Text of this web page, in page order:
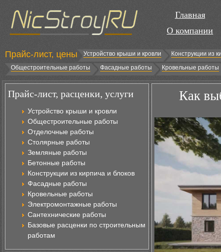
Главная
О компании
Прайс-лист, цены Устройство крыши и кровли
Конструкции из
Общестроительные работы
Фасадные работы Кровельные работы
Прайс-лист, расценки, услуги
Устройство крыши и кровли
Общестроительные работы
Отделочные работы
Столярные работы
Земляные работы
Бетонные работы
Конструкции из кирпича и блоков
Фасадные работы
Кровельные работы
Электромонтажные работы
Сантехнические работы
Базовые расценки по строительным
работам
Как